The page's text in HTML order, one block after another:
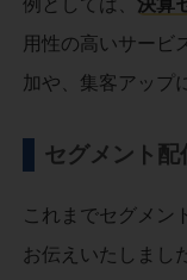
例としては、 決算
用性の高いサービ
加や、集客アップ
セグメント配
これまでセグメン
お伝えいたしまし